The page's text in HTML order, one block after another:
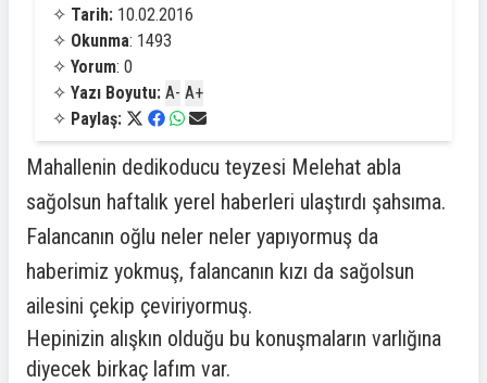
✧ Tarih: 10.02.2016
✧ Okunma: 1493
✧ Yorum: 0
✧ Yazı Boyutu: A- A+
✧ Paylaş:
Mahallenin dedikoducu teyzesi Melehat abla
sağolsun haftalık yerel haberleri ulaştırdı şahsıma.
Falancanın oğlu neler neler yapıyormuş da
haberimiz yokmuş, falancanın kızı da sağolsun
ailesini çekip çeviriyormuş.
Hepinizin alışkın olduğu bu konuşmaların varlığına
diyecek birkaç lafım var.